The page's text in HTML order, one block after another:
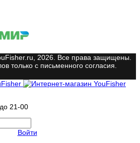
2026. Все права защищены.
только с письменного согласия.
21-00
Войти